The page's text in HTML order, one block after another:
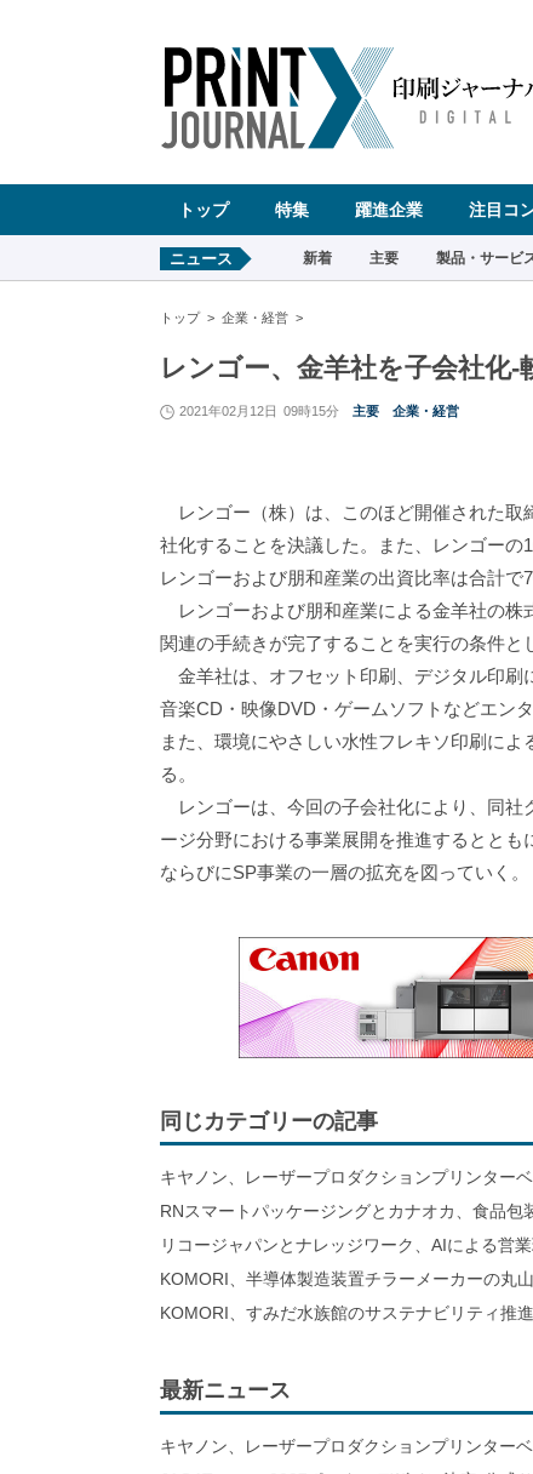
ア
ゲ
ン
トップ 特集 躍進企業 注目コ
ニュース 新着 主要 製品・サービ
トップ 企業・経営
レンゴー、金羊社を子会社化
2021年02月12日 09時15分 主要 企業・経営
レンゴー（株）は、このほど開催された取
社化することを決議した。また、レンゴーの
レンゴーおよび朋和産業の出資比率は合計で
レンゴーおよび朋和産業による金羊社の株
関連の手続きが完了することを実行の条件と
金羊社は、オフセット印刷、デジタル印刷
音楽CD・映像DVD・ゲームソフトなどエン
また、環境にやさしい水性フレキソ印刷に
る。
レンゴーは、今回の子会社化により、同社
ージ分野における事業展開を推進するとと
ならびにSP事業の一層の拡充を図っていく。
同じカテゴリーの記事
キヤノン、レーザープロダクションプリンター
RNスマートパッケージングとカナオカ、食品包
リコージャパンとナレッジワーク、AIによる営
KOMORI、半導体製造装置チラーメーカーの丸
KOMORI、すみだ水族館のサステナビリティ推
最新ニュース
キヤノン、レーザープロダクションプリンター